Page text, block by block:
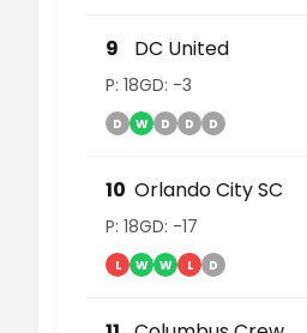
9 DC United
P: 18GD: -3
D W D D D
10 Orlando City SC
P: 18GD: -17
L W W L D